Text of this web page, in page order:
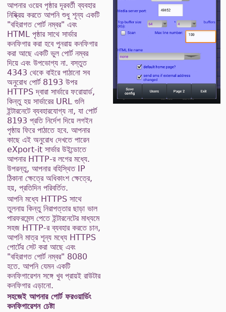
আপনার ওয়েব পৃষ্ঠার দূরবর্তী ব্যবহার
নিষ্ক্রিয় করতে আপনি শুধু শূন্য একটি
"বহিরাগত পোর্ট নম্বর" এবং
HTML পৃষ্ঠার সাথে সার্ভার
কনফিগার করা হবে পুনরায় কনফিগার
করা আছে একটি ভুল পোর্ট নম্বর
দিয়ে এবং উপভোগ্য না. বস্তুত
4343 থেকে বাইরে পাঠানো সব
অনুরোধ পোর্ট 8193 উপর
HTTPS দ্বারা সার্ভারে ফরোয়ার্ড,
কিন্তু হয় সার্ভারের URL গুলি
ইন্টারনেটে ব্যবহারযোগ্য না, যা পোর্ট
8193 প্রতি নির্দেশ দিয়ে লগইন
পৃষ্ঠায় ফিরে পাঠাতে হবে. আপনার
কাছে এই অনুরোধ দেখতে পারেন
eXport-it সার্ভার উইন্ডোতে
আপনার HTTP-র লগের মধ্যে.
উপরন্তু, আপনার বহিস্থিত IP
ঠিকানা ক্ষেত্রে অধিকাংশ ক্ষেত্রে,
হয়, প্রতিদিন পরিবর্তিত.
আপনি মধ্যে HTTPS সাথে
তুলনায় কিন্তু নিরাপত্তার ছাড়া ভাল
পারফরমেন্স পেতে ইন্টারনেটের মাধ্যমে
সহজ HTTP-র ব্যবহার করতে চান,
আপনি মাত্র শূন্য মধ্যে HTTPS
পোর্টের সেট করা আছে এবং
"বহিরাগত পোর্ট নম্বর" 8080
হতে. আপনি যেমন একটি
কনফিগারেশন সঙ্গে খুব প্রায়ই রাউটার
কনফিগার এড়ানো.
সহজেই আপনার পোর্ট ফরওয়ার্ডিং
কনফিগারেশন চেষ্টা